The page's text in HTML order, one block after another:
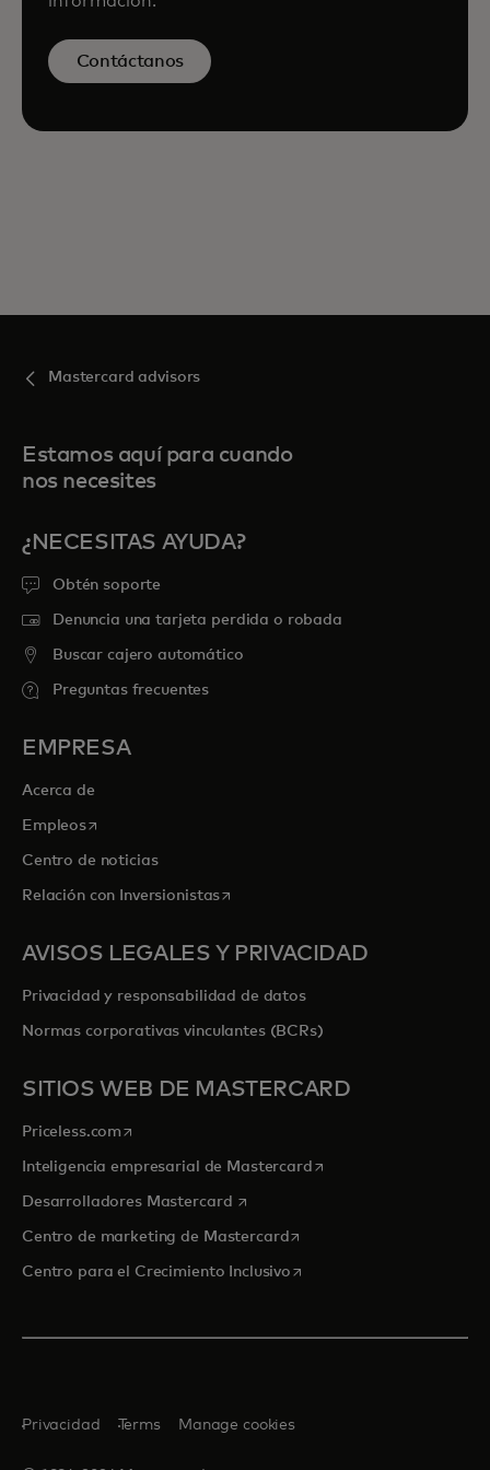
Contáctanos
Mastercard advisors
Estamos aquí para cuando
nos necesites
¿NECESITAS AYUDA?
Obtén soporte
Denuncia una tarjeta perdida o robada
Buscar cajero automático
Preguntas frecuentes
EMPRESA
Acerca de
Empleosse abre en una pestaña nueva
Centro de noticias
Relación con Inversionistasse abre en una pestaña nueva
AVISOS LEGALES Y PRIVACIDAD
Privacidad y responsabilidad de datos
Normas corporativas vinculantes (BCRs)
SITIOS WEB DE MASTERCARD
Priceless.com se abre en una pestaña nueva
Inteligencia empresarial de Mastercardse abre en una pestaña
Desarrolladores Mastercard se abre en una pestaña nueva
Centro de marketing de Mastercardse abre en una pestaña
Centro para el Crecimiento Inclusivose abre en una pestaña
Privacidad Terms Manage cookies